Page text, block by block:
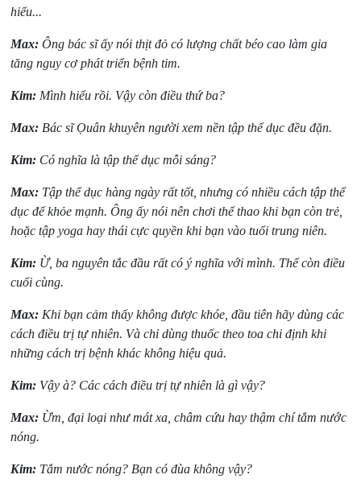
hiểu...
Max: Ông bác sĩ ấy nói thịt đỏ có lượng chất béo cao làm gia
tăng nguy cơ phát triển bệnh tim.
Kim: Mình hiểu rồi. Vậy còn điều thứ ba?
Max: Bác sĩ Ọuân khuyên người xem nền tập thể dục đều đặn.
Kim: Có nghĩa là tập thể dục mỗi sáng?
Max: Tập thể dục hàng ngày rất tốt, nhưng có nhiều cách tập thể
dục để khỏe mạnh. Ông ấy nói nên chơi thể thao khi bạn còn trẻ,
hoặc tập yoga hay thái cực quyền khi bạn vào tuổi trung niên.
Kim: Ừ, ba nguyên tắc đầu rất có ý nghĩa với mình. Thế còn điều
cuối cùng.
Max: Khi bạn cảm thấy không được khóe, đầu tiên hãy dùng các
cách điều trị tự nhiên. Và chỉ dùng thuốc theo toa chi định khi
những cách trị bệnh khác không hiệu quả.
Kim: Vậy à? Các cách điều trị tự nhiên là gì vậy?
Max: Ừm, đại loại như mát xa, châm cứu hay thậm chí tắm nước
nóng.
Kim: Tắm nước nóng? Bạn có đùa không vậy?